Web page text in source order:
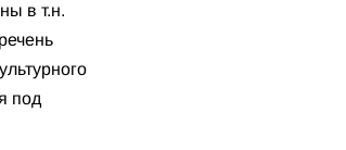
в т.н.
под